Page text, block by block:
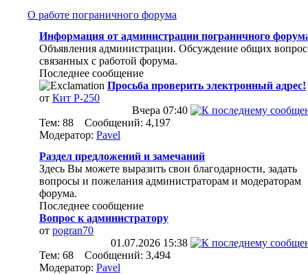
О работе пограничного форума
Информация от администрации пограничного
Объявления администрации. Обсуждение общих
связанных с работой форума.
Последнее сообщение
Просьба проверить электронный адрес!
от Кит Р-250
Вчера 07:40
Тем: 88 Сообщений: 4,197
Модератор: Pavel
Раздел предложений и замечаний
Здесь Вы можете выразить свои благодарности, задать
вопросы и пожелания администраторам и модераторам
форума.
Последнее сообщение
Вопрос к администратору
от pogran70
01.07.2026 15:38
Тем: 68 Сообщений: 3,494
Модератор: Pavel